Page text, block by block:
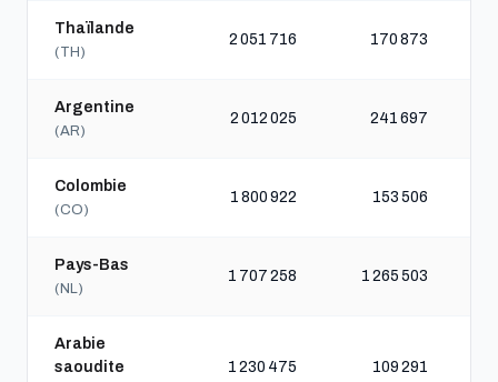
Thaïlande
(TH)
2 051 716 170 873
Argentine
(AR)
2 012 025 241 697
Colombie
(CO)
1 800 922 153 506
Pays-Bas
(NL)
1 707 258 1 265 503
Arabie
saoudite
1 230 475 109 291